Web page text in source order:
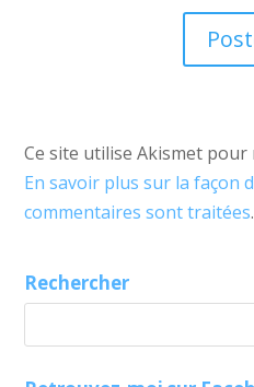
Ce site utilise Akismet
En savoir plus sur la façon
commentaires sont traitées.
Rechercher